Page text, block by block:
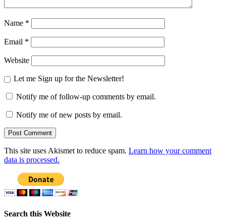
Name *
Email *
Website
Let me Sign up for the Newsletter!
Notify me of follow-up comments by email.
Notify me of new posts by email.
This site uses Akismet to reduce spam. Learn how your comment
data is processed.
Search this Website